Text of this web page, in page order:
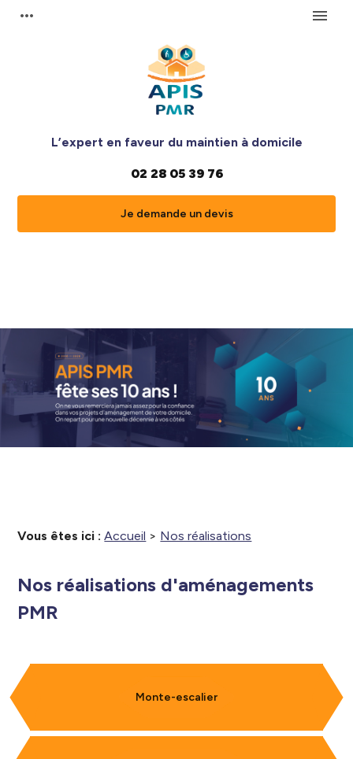
more_horiz menu
L’expert en faveur du maintien à domicile
02 28 05 39 76
Je demande un devis
Vous êtes ici :Accueil > Nos réalisations
Nos réalisations d'aménagements
PMR
Monte-escalier